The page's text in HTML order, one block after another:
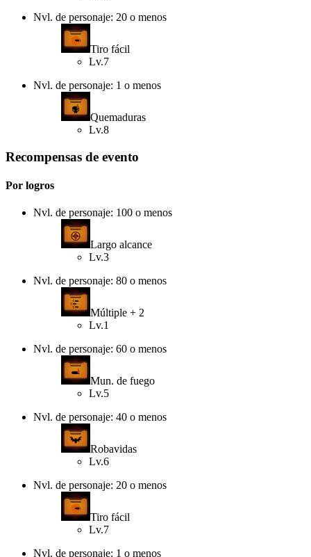
Nvl. de personaje: 20 o menos
Tiro fácil
Lv.7
Nvl. de personaje: 1 o menos
Quemaduras
Lv.8
Recompensas de evento
Por logros
Nvl. de personaje: 100 o menos
Largo alcance
Lv.3
Nvl. de personaje: 80 o menos
Múltiple + 2
Lv.1
Nvl. de personaje: 60 o menos
Mun. de fuego
Lv.5
Nvl. de personaje: 40 o menos
Robavidas
Lv.6
Nvl. de personaje: 20 o menos
Tiro fácil
Lv.7
Nvl. de personaje: 1 o menos